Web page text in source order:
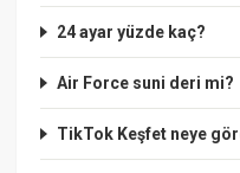
24 ayar yüzde kaç?
Air Force suni deri mi?
TikTok Keşfet neye